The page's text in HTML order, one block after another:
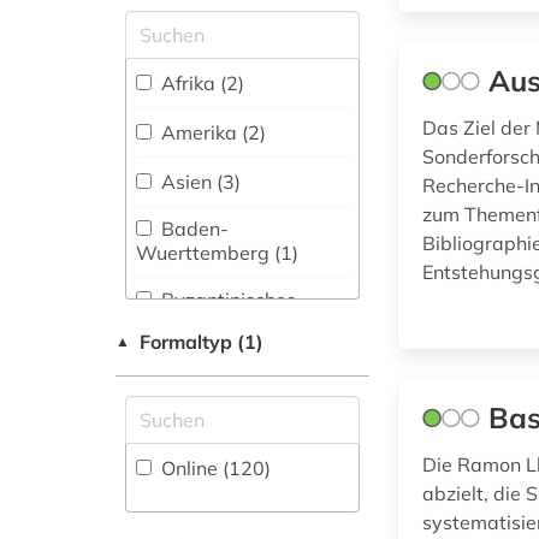
Musikwissenschaft
(12)
Umweltschutz (5)
Pädagogik (12)
Philosophie (122)
Psychologie (11)
Rechtswissenschaft
(17)
bibliothek (1)
bibliotheksbestand
(1)
bibliothekswesen:
bibliothekswesen:
medizin (1)
bioethik (3)
(1)
blogportal (1)
brief (3)
Zugriff vor Ort
Afrika (2)
Amerika (2)
Asien (3)
Baden-
Wuerttemberg (1)
Byzantinisches
Deutschland (15)
Europa (2)
Frankreich (4)
Griechenland
▲ Formaltyp (1)
Online (120)
Das Ziel der
Recherche-
zum
Die Ramon
abzielt, die